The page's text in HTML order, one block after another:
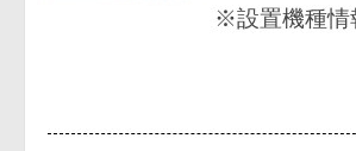
※設置機種情